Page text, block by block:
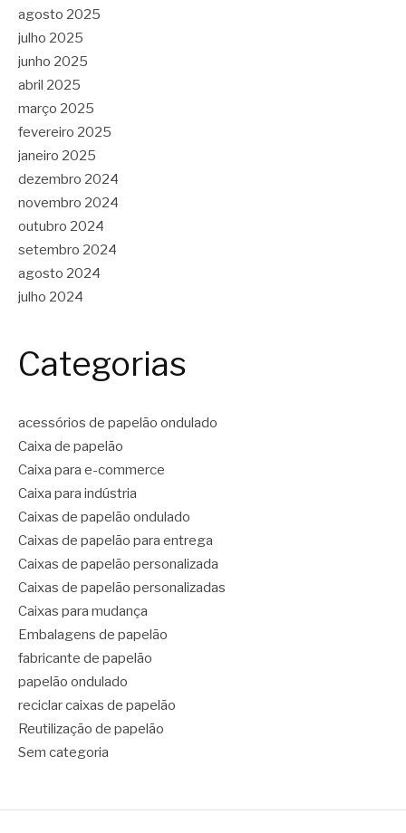
agosto 2025
julho 2025
junho 2025
abril 2025
março 2025
fevereiro 2025
janeiro 2025
dezembro 2024
novembro 2024
outubro 2024
setembro 2024
agosto 2024
julho 2024
Categorias
acessórios de papelão ondulado
Caixa de papelão
Caixa para e-commerce
Caixa para indústria
Caixas de papelão ondulado
Caixas de papelão para entrega
Caixas de papelão personalizada
Caixas de papelão personalizadas
Caixas para mudança
Embalagens de papelão
fabricante de papelão
papelão ondulado
reciclar caixas de papelão
Reutilização de papelão
Sem categoria